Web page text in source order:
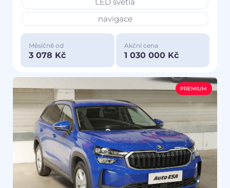
LED světla
navigace
Měsíčně od
3 078 Kč
Akční cena
1 030 000 Kč
PREMIUM